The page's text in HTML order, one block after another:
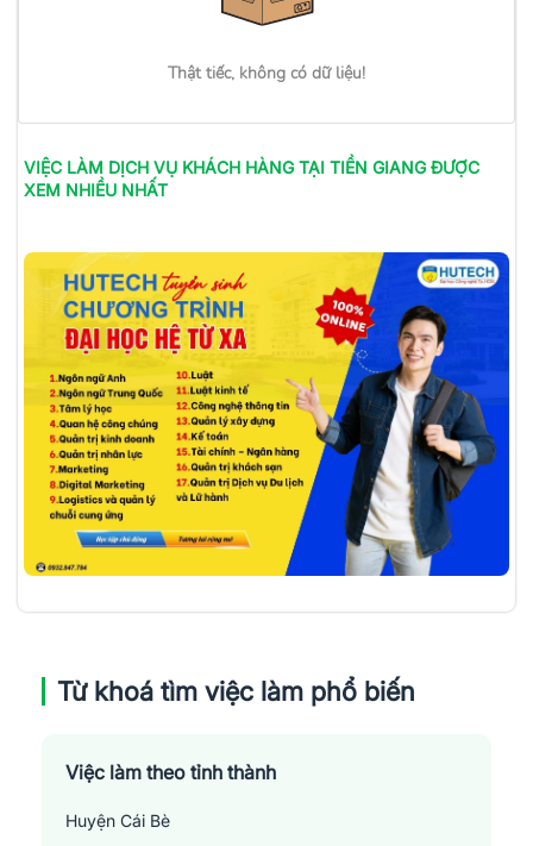
Thật tiếc, không có dữ liệu!
VIỆC LÀM DỊCH VỤ KHÁCH HÀNGTẠI TIỀN GIANGĐƯỢC
XEM NHIỀU NHẤT
Từ khoá tìm việc làm phổ biến
Việc làm theo tỉnh thành
Huyện Cái Bè